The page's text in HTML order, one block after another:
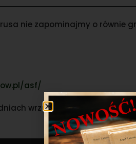
nie zapominajmy o równie
asf/
wrzucimy także pokazane